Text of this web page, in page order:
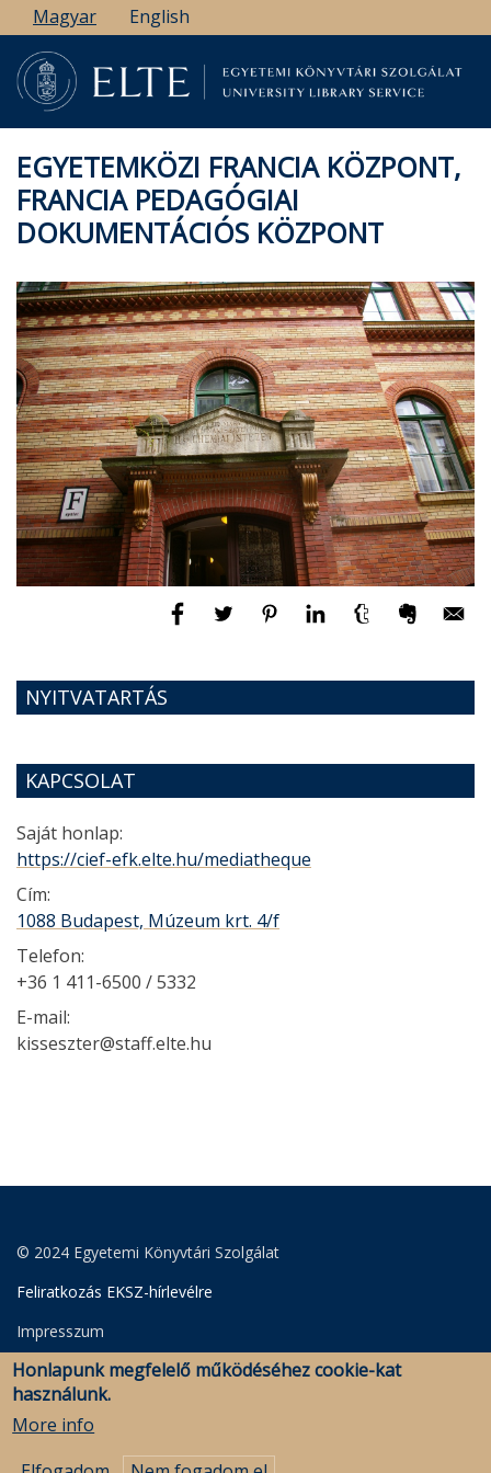
Ugrás
a
tartalomra
Magyar English
EGYETEMKÖZI FRANCIA KÖZPONT,
FRANCIA PEDAGÓGIAI
DOKUMENTÁCIÓS KÖZPONT
NYITVATARTÁS
KAPCSOLAT
Saját honlap:
https://cief-efk.elte.hu/mediatheque
Cím:
1088 Budapest, Múzeum krt. 4/f
Telefon:
+36 1 411-6500 / 5332
E-mail:
kisseszter@staff.elte.hu
© 2024 Egyetemi Könyvtári Szolgálat
Feliratkozás EKSZ-hírlevélre
Impresszum
Adatkezelési Szabályzat
Honlapunk megfelelő működéséhez cookie-kat
használunk.
More info